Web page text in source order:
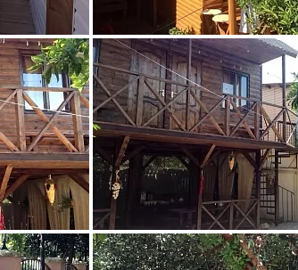
+7 495 215 5755 доб.
5
+7 925-903-05-93